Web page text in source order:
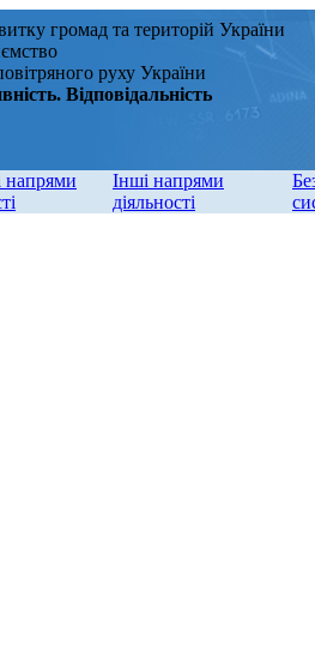
громад та територій України
руху України
Відповідальність
напрями
Інші напрями
діяльності